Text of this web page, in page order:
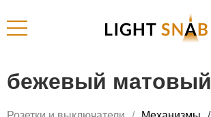
бежевый матовый